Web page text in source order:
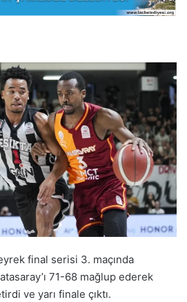
final serisi 3. maçında
71-68 mağlup ederek
ve yarı finale çıktı.